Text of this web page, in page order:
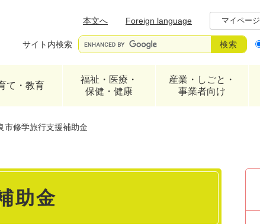
本文へ
Foreign language マイページ
サイト内検索
て・教育
福祉・医療・
保健・健康
産業・しごと・
事業者向け
市修学旅行支援補助金
助金